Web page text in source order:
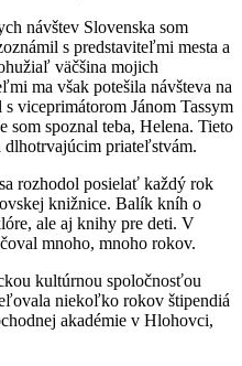
návštev Slovenska som
s predstaviteľmi mesta a
väčšina mojich
ma však potešila návšteva na
s viceprimátorom Jánom Tassym
som spoznal teba, Helena. Tieto
dlhotrvajúcim priateľstvám.
rozhodol posielať každý rok
knižnice. Balík kníh o
ale aj knihy pre deti. V
mnoho, mnoho rokov.
kultúrnou spoločnosťou
niekoľko rokov štipendiá
akadémie v Hlohovci,